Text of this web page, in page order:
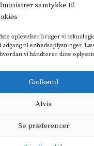
samtykke til
oplevelser bruger vi
adgang til enhedsoplysninger.
vi håndterer dine
Godkend
Afvis
Se præferencer
22, 2.th.